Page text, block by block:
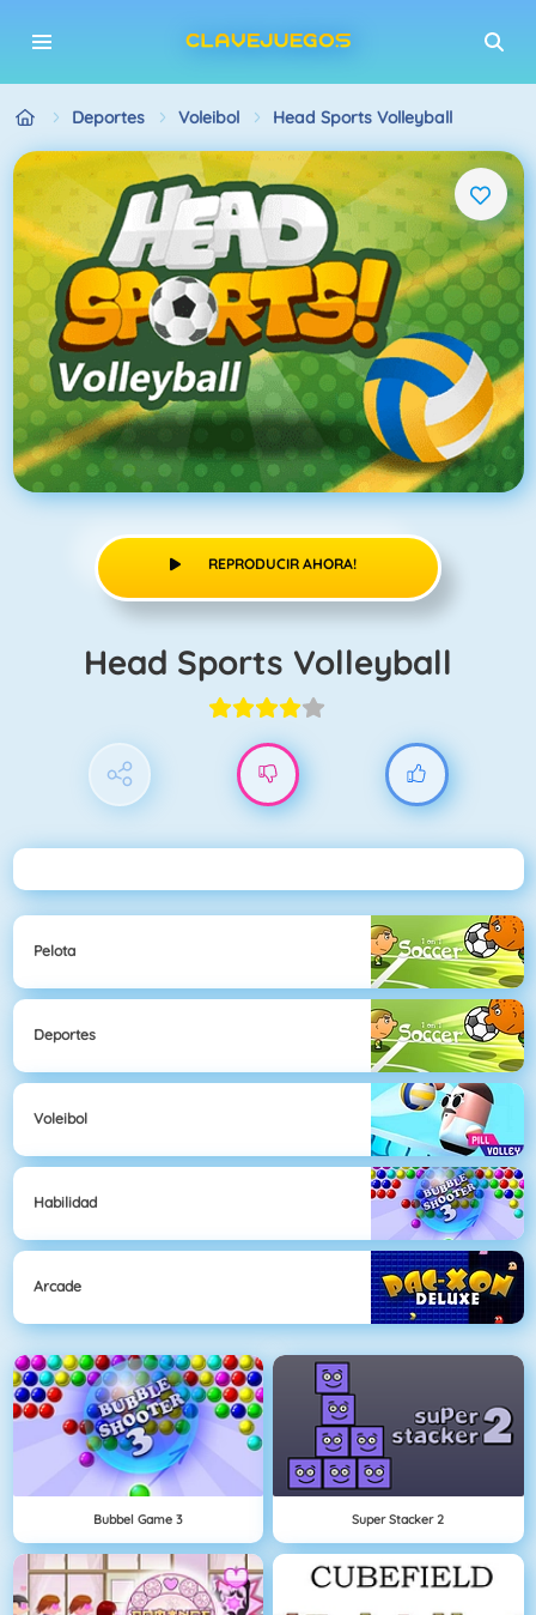
Deportes Voleibol Head Sports Volleyball
REPRODUCIR AHORA!
Head Sports Volleyball
Pelota
Deportes
Voleibol
Habilidad
Arcade
Bubbel Game 3 Super Stacker 2